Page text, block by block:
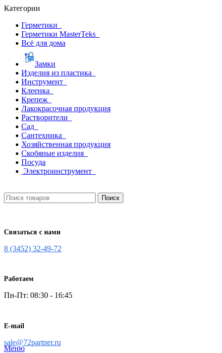
Категории
Герметики
Герметики MasterTeks
Всё для дома
Замки
Изделия из пластика
Инструмент
Клеенка
Крепеж
Лакокрасочная продукция
Растворители
Сад
Сантехника
Хозяйственная продукция
Скобяные изделия
Посуда
Электроинструмент
Поиск
Связаться с нами
8 (3452) 32-49-72
Работаем
Пн-Пт: 08:30 - 16:45
E-mail
sale@72partner.ru
Меню